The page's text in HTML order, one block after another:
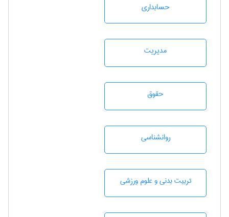
حسابداری
مديريت
حقوق
روانشناسی
تربيت بدنی و علوم ورزشی